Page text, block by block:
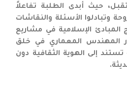
حيث أبدى الطلبة تفاعلاً
وتبادلوا الأسئلة والنقاشات
المبادئ الإسلامية في مشاريع
المهندس المعماري في خلق
إلى الهوية الثقافية دون